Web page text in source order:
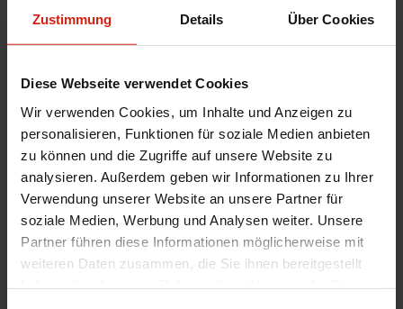
Zustimmung Details Über Cookies
Diese Webseite verwendet Cookies
Wir verwenden Cookies, um Inhalte und Anzeigen zu
personalisieren, Funktionen für soziale Medien anbieten
zu können und die Zugriffe auf unsere Website zu
analysieren. Außerdem geben wir Informationen zu Ihrer
Verwendung unserer Website an unsere Partner für
soziale Medien, Werbung und Analysen weiter. Unsere
Partner führen diese Informationen möglicherweise mit
weiteren Daten zusammen, die Sie ihnen bereitgestellt
OEM-Parts Motorhaube OEM
Stahl Honda Civic
Voraussichtliche Lieferzeit beträgt
1-3 Werktage
249,00 €
OEM-Parts Motorhaube OEM
Stahl Honda Del Sol
1-3 Werktage
374,99 €